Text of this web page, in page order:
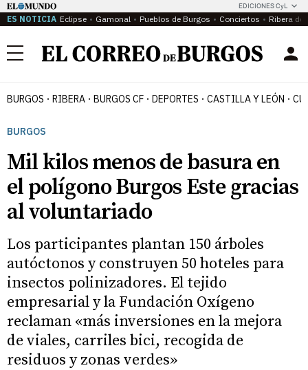
EDICIONES CyL
ES NOTICIA Eclipse Gamonal Pueblos de Burgos Conciertos Ribera del
Menú
BURGOS RIBERA BURGOS CF DEPORTES CASTILLA Y LEÓN
BURGOS
Mil kilos menos de basura en
el polígono Burgos Este gracias
al voluntariado
Los participantes plantan 150 árboles
autóctonos y construyen 50 hoteles para
insectos polinizadores. El tejido
empresarial y la Fundación Oxígeno
reclaman «más inversiones en la mejora
de viales, carriles bici, recogida de
residuos y zonas verdes»